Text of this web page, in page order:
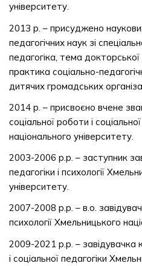
університету.
2013 р. – присуджено
педагогічних наук зі
педагогіка, тема докторської
практика соціально-
дитячих громадських
2014 р. – присвоєно вчене
соціальної роботи і
національного університету.
2003-2006 р.р. – заступник
педагогіки і психології
університету.
2007-2008 р.р. – в.о.
психології Хмельницького
2009-2021 р.р. – завідувачка
і соціальної педагогіки